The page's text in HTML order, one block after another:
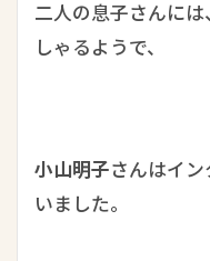
二人の息子さんに
しゃるようで、
小山明子さんはイ
いました。